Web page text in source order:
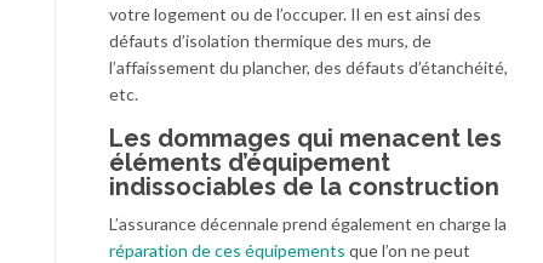
votre logement ou de l’occuper. Il en est ainsi des
défauts d’isolation thermique des murs, de
l’affaissement du plancher, des défauts d’étanchéité,
etc.
Les dommages qui menacent les
éléments d’équipement
indissociables de la construction
L’assurance décennale prend également en charge la
réparation de ces équipements que l’on ne peut